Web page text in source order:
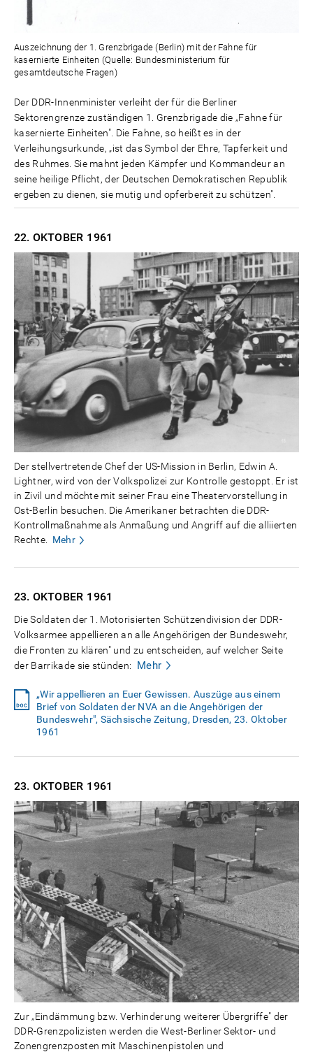
Auszeichnung der 1. Grenzbrigade (Berlin) mit der Fahne für
kasernierte Einheiten (Quelle: Bundesministerium für
gesamtdeutsche Fragen)
Der DDR-Innenminister verleiht der für die Berliner
Sektorengrenze zuständigen 1. Grenzbrigade die „Fahne für
kasernierte Einheiten". Die Fahne, so heißt es in der
Verleihungsurkunde, „ist das Symbol der Ehre, Tapferkeit und
des Ruhmes. Sie mahnt jeden Kämpfer und Kommandeur an
seine heilige Pflicht, der Deutschen Demokratischen Republik
ergeben zu dienen, sie mutig und opferbereit zu schützen".
22. OKTOBER 1961
Der stellvertretende Chef der US-Mission in Berlin, Edwin A.
Lightner, wird von der Volkspolizei zur Kontrolle gestoppt. Er ist
in Zivil und möchte mit seiner Frau eine Theatervorstellung in
Ost-Berlin besuchen. Die Amerikaner betrachten die DDR-
Kontrollmaßnahme als Anmaßung und Angriff auf die alliierten
Rechte. Mehr
23. OKTOBER 1961
Die Soldaten der 1. Motorisierten Schützendivision der DDR-
Volksarmee appellieren an alle Angehörigen der Bundeswehr,
die Fronten zu klären" und zu entscheiden, auf welcher Seite
der Barrikade sie stünden:
Mehr
„Wir appellieren an Euer Gewissen. Auszüge aus einem
Brief von Soldaten der NVA an die Angehörigen der
Bundeswehr", Sächsische Zeitung, Dresden, 23. Oktober
1961
23. OKTOBER 1961
Zur „Eindämmung bzw. Verhinderung weiterer Übergriffe" der
DDR-Grenzpolizisten werden die West-Berliner Sektor- und
Zonengrenzposten mit Maschinenpistolen und